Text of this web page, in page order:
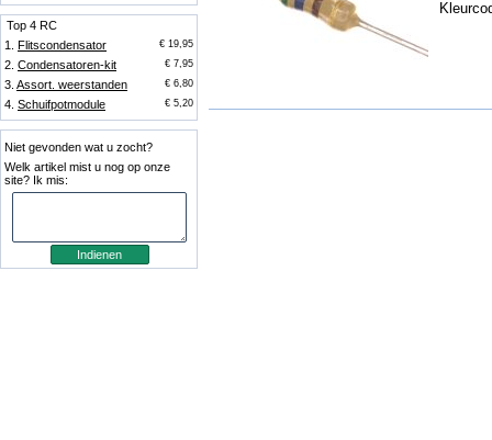
Top 4 RC
1. Flitscondensator € 19,95
2. Condensatoren-kit € 7,95
3. Assort. weerstanden € 6,80
4. Schuifpotmodule € 5,20
Niet gevonden wat u zocht?
Welk artikel mist u nog op onze
site? Ik mis: